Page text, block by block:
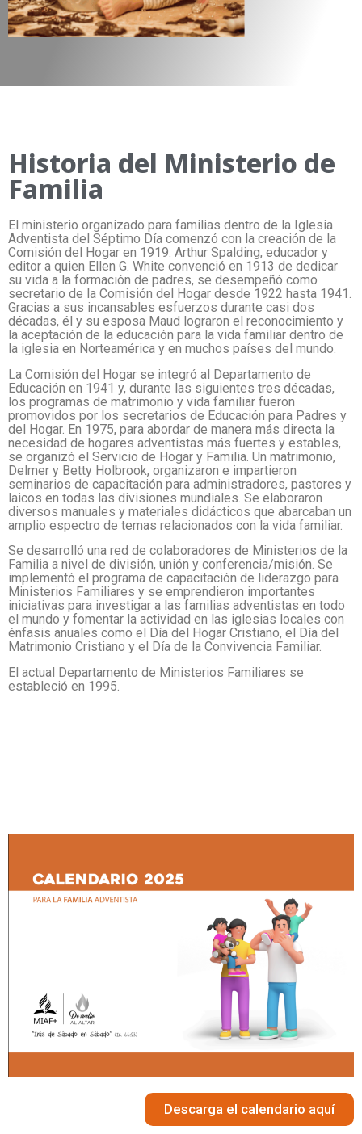
Historia del Ministerio de
Familia
El ministerio organizado para familias dentro de la Iglesia
Adventista del Séptimo Día comenzó con la creación de la
Comisión del Hogar en 1919. Arthur Spalding, educador y
editor a quien Ellen G. White convenció en 1913 de dedicar
su vida a la formación de padres, se desempeñó como
secretario de la Comisión del Hogar desde 1922 hasta 1941.
Gracias a sus incansables esfuerzos durante casi dos
décadas, él y su esposa Maud lograron el reconocimiento y
la aceptación de la educación para la vida familiar dentro de
la iglesia en Norteamérica y en muchos países del mundo.
La Comisión del Hogar se integró al Departamento de
Educación en 1941 y, durante las siguientes tres décadas,
los programas de matrimonio y vida familiar fueron
promovidos por los secretarios de Educación para Padres y
del Hogar. En 1975, para abordar de manera más directa la
necesidad de hogares adventistas más fuertes y estables,
se organizó el Servicio de Hogar y Familia. Un matrimonio,
Delmer y Betty Holbrook, organizaron e impartieron
seminarios de capacitación para administradores, pastores y
laicos en todas las divisiones mundiales. Se elaboraron
diversos manuales y materiales didácticos que abarcaban un
amplio espectro de temas relacionados con la vida familiar.
Se desarrolló una red de colaboradores de Ministerios de la
Familia a nivel de división, unión y conferencia/misión. Se
implementó el programa de capacitación de liderazgo para
Ministerios Familiares y se emprendieron importantes
iniciativas para investigar a las familias adventistas en todo
el mundo y fomentar la actividad en las iglesias locales con
énfasis anuales como el Día del Hogar Cristiano, el Día del
Matrimonio Cristiano y el Día de la Convivencia Familiar.
El actual Departamento de Ministerios Familiares se
estableció en 1995.
Descarga el calendario aquí